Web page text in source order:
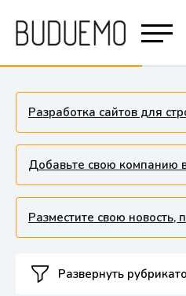
Разработка сайтов для
Добавьте свою компанию
Разместите свою новость,
Развернуть